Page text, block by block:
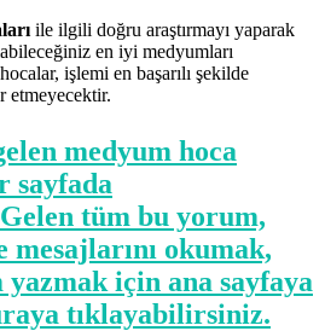
ile ilgili doğru araştırmayı yaparak
en iyi medyumları
işlemi en başarılı şekilde
etmeyecektir.
medyum hoca
sayfada
tüm bu yorum,
mesajlarını okumak,
için ana sayfaya
tıklayabilirsiniz.